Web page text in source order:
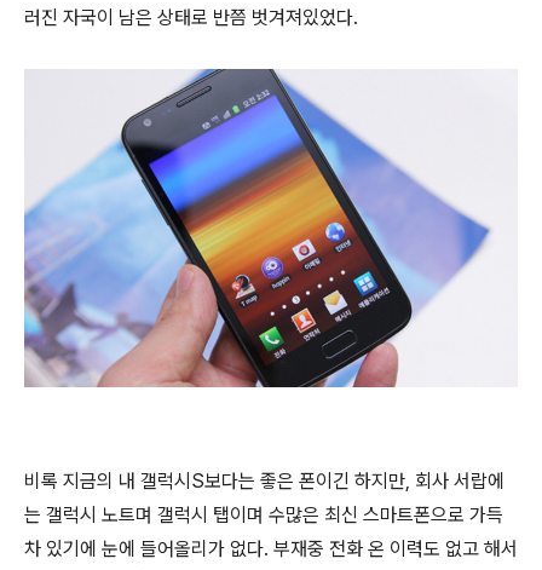
러진 자국이 남은 상태로 반쯤 벗겨져있었다.
비록 지금의 내 갤럭시S보다는 좋은 폰이긴 하지만, 회사 서랍에
는 갤럭시 노트며 갤럭시 탭이며 수많은 최신 스마트폰으로 가득
차 있기에 눈에 들어올리가 없다. 부재중 전화 온 이력도 없고 해서